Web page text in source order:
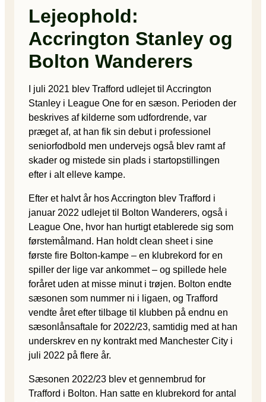
Lejeophold:
Accrington Stanley og
Bolton Wanderers
I juli 2021 blev Trafford udlejet til Accrington
Stanley i League One for en sæson. Perioden der
beskrives af kilderne som udfordrende, var
præget af, at han fik sin debut i professionel
seniorfodbold men undervejs også blev ramt af
skader og mistede sin plads i startopstillingen
efter i alt elleve kampe.
Efter et halvt år hos Accrington blev Trafford i
januar 2022 udlejet til Bolton Wanderers, også i
League One, hvor han hurtigt etablerede sig som
førstemålmand. Han holdt clean sheet i sine
første fire Bolton-kampe – en klubrekord for en
spiller der lige var ankommet – og spillede hele
foråret uden at misse minut i trøjen. Bolton endte
sæsonen som nummer ni i ligaen, og Trafford
vendte året efter tilbage til klubben på endnu en
sæsonlånsaftale for 2022/23, samtidig med at han
underskrev en ny kontrakt med Manchester City i
juli 2022 på flere år.
Sæsonen 2022/23 blev et gennembrud for
Trafford i Bolton. Han satte en klubrekord for antal